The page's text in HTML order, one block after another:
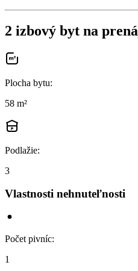
2 izbový byt na
Plocha bytu:
58 m²
Podlažie:
3
Vlastnosti nehnuteľnosti
Počet pivníc:
1